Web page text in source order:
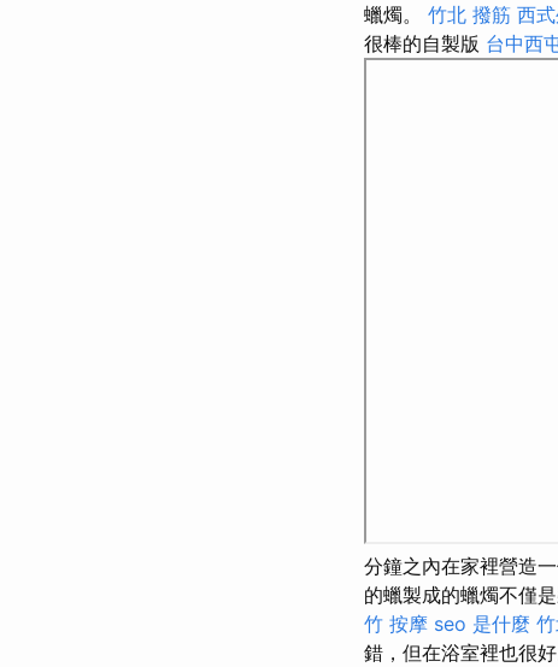
蠟燭。 竹北 撥筋 西
很棒的自製版 台中西
分鐘之內在家裡營造
的蠟製成的蠟燭不僅
竹 按摩 seo 是什麼
錯，但在浴室裡也很